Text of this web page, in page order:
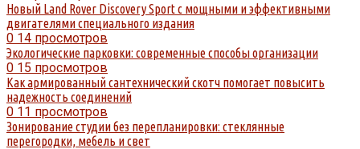
Новый Land Rover Discovery Sport с мощными и эффективными
двигателями специального издания
0 14 просмотров
Экологические парковки: современные способы организации
0 15 просмотров
Как армированный сантехнический скотч помогает повысить
надежность соединений
0 11 просмотров
Зонирование студии без перепланировки: стеклянные
перегородки, мебель и свет